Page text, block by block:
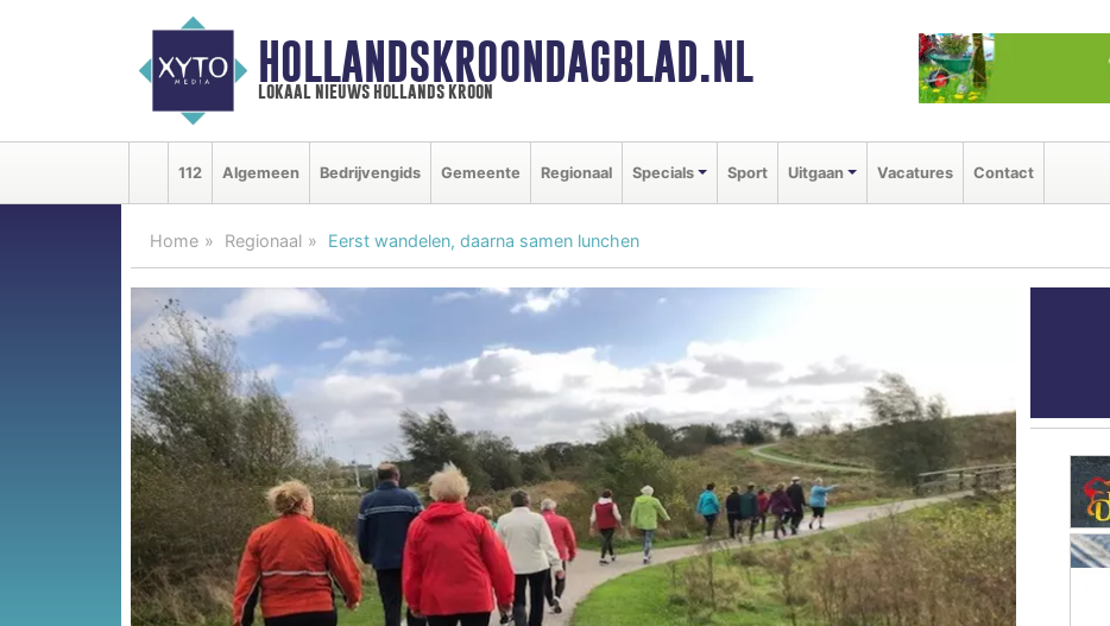
HOLLANDSKROONDAGBLAD.NL
lokaal nieuws hollands kroon
112 Algemeen Bedrijvengids Gemeente Regionaal Specials Sport Uitgaan Vacatures Contact
Home Regionaal Eerst wandelen, daarna samen lunchen